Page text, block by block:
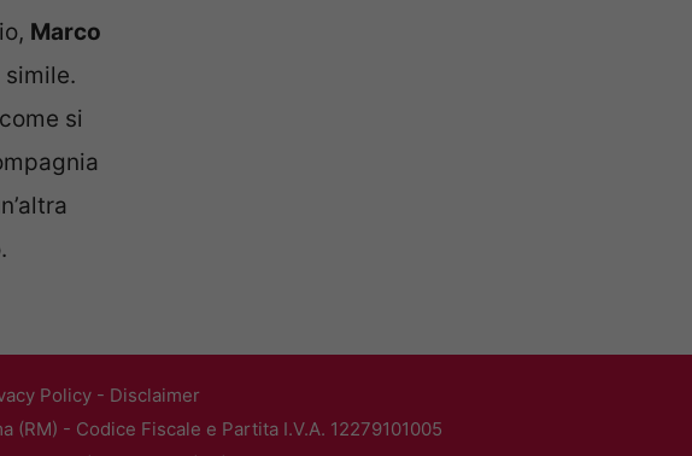
Marco
si
Policy- Disclaimer
(RM) - Codice Fiscale e Partita I.V.A. 12279101005